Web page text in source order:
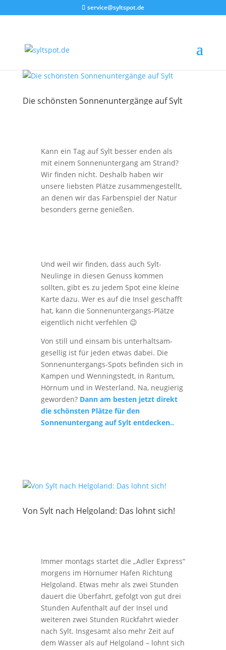
service@syltspot.de
Die schönsten Sonnenuntergänge auf Sylt
Kann ein Tag auf Sylt besser enden als
mit einem Sonnenuntergang am Strand?
Wir finden nicht. Deshalb haben wir
unsere liebsten Plätze zusammengestellt,
an denen wir das Farbenspiel der Natur
besonders gerne genießen.
Und weil wir finden, dass auch Sylt-
Neulinge in diesen Genuss kommen
sollten, gibt es zu jedem Spot eine kleine
Karte dazu. Wer es auf die Insel geschafft
hat, kann die Sonnenuntergangs-Plätze
eigentlich nicht verfehlen 😉
Von still und einsam bis unterhaltsam-
gesellig ist für jeden etwas dabei. Die
Sonnenuntergangs-Spots befinden sich in
Kampen und Wenningstedt, in Rantum,
Hörnum und in Westerland. Na, neugierig
geworden? Dann am besten jetzt direkt
die schönsten Plätze für den
Sonnenuntergang auf Sylt entdecken..
Von Sylt nach Helgoland: Das lohnt sich!
Immer montags startet die „Adler Express“
morgens im Hörnumer Hafen Richtung
Helgoland. Etwas mehr als zwei Stunden
dauert die Überfahrt, gefolgt von gut drei
Stunden Aufenthalt auf der Insel und
weiteren zwei Stunden Rückfahrt wieder
nach Sylt. Insgesamt also mehr Zeit auf
dem Wasser als auf Helgoland – lohnt sich